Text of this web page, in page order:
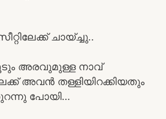
ചായ്ച്ചു..
അരവുമുള്ള നാവ്
അവൻ തള്ളിയിറക്കിയതും
പോയി…